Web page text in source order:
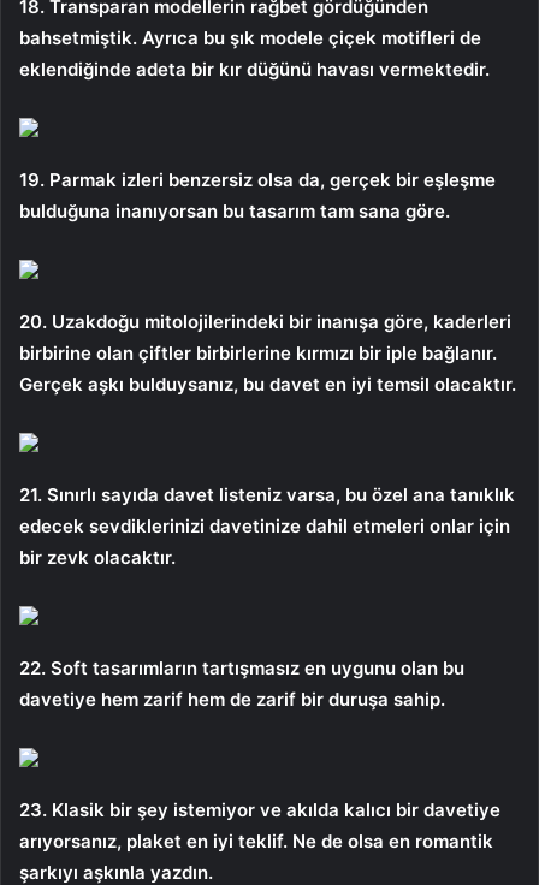
18. Transparan modellerin rağbet gördüğünden
bahsetmiştik. Ayrıca bu şık modele çiçek motifleri de
eklendiğinde adeta bir kır düğünü havası vermektedir.
19. Parmak izleri benzersiz olsa da, gerçek bir eşleşme
bulduğuna inanıyorsan bu tasarım tam sana göre.
20. Uzakdoğu mitolojilerindeki bir inanışa göre, kaderleri
birbirine olan çiftler birbirlerine kırmızı bir iple bağlanır.
Gerçek aşkı bulduysanız, bu davet en iyi temsil olacaktır.
21. Sınırlı sayıda davet listeniz varsa, bu özel ana tanıklık
edecek sevdiklerinizi davetinize dahil etmeleri onlar için
bir zevk olacaktır.
22. Soft tasarımların tartışmasız en uygunu olan bu
davetiye hem zarif hem de zarif bir duruşa sahip.
23. Klasik bir şey istemiyor ve akılda kalıcı bir davetiye
arıyorsanız, plaket en iyi teklif. Ne de olsa en romantik
şarkıyı aşkınla yazdın.